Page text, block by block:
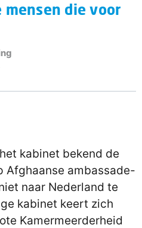
mensen die voor
kabinet bekend de
Afghaanse ambassade-
naar Nederland te
kabinet keert zich
Kamermeerderheid